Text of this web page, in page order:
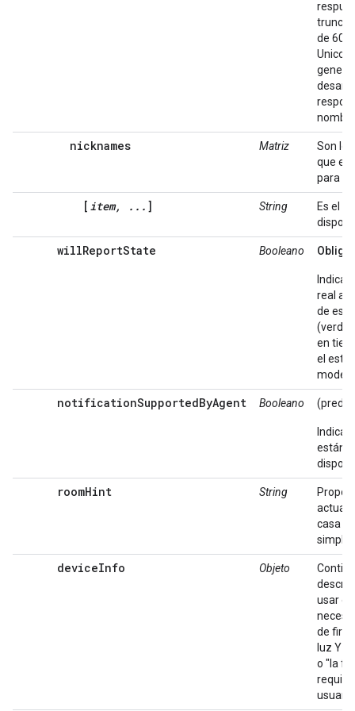
de 60
nicknames Matriz
Son
que el
para el
[ item, ... ] String
Es el
willReportState Booleano
Indica
real
de
en
el
notificationSupportedByAgent Booleano
Indica
están
roomHint String
actual
casa
deviceInfo Objeto
usar
de
luz Y
o "la